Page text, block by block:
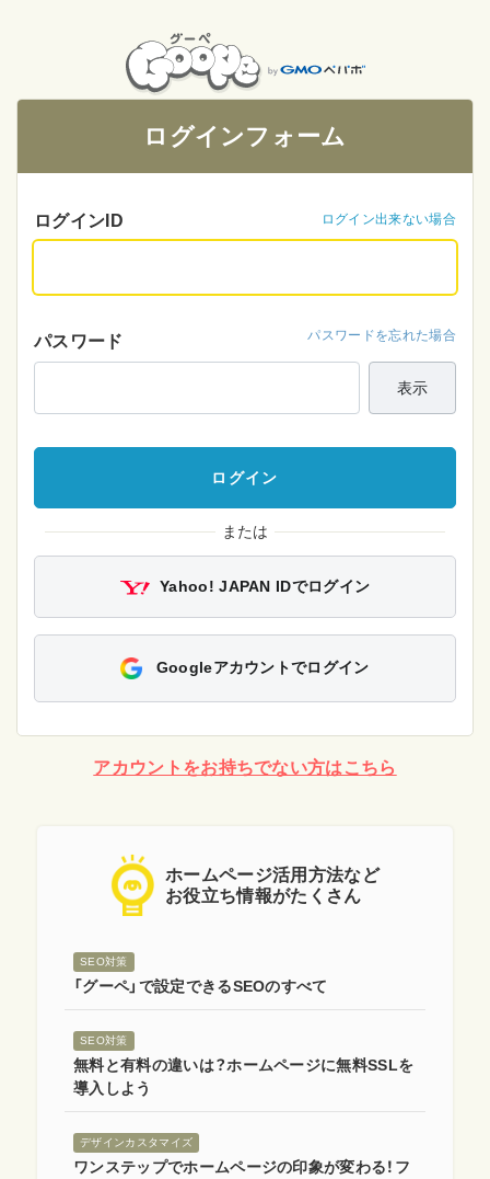
ログインフォーム
ログインID ログイン出来ない場合
パスワード パスワードを忘れた場合
表示
または
Yahoo! JAPAN IDでログイン
Googleアカウントでログイン
アカウントをお持ちでない方はこちら
ホームページ活用方法など
お役立ち情報がたくさん
SEO対策
「グーペ」で設定できるSEOのすべて
SEO対策
無料と有料の違いは？ホームページに無料SSLを
導入しよう
デザインカスタマイズ
ワンステップでホームページの印象が変わる！フ